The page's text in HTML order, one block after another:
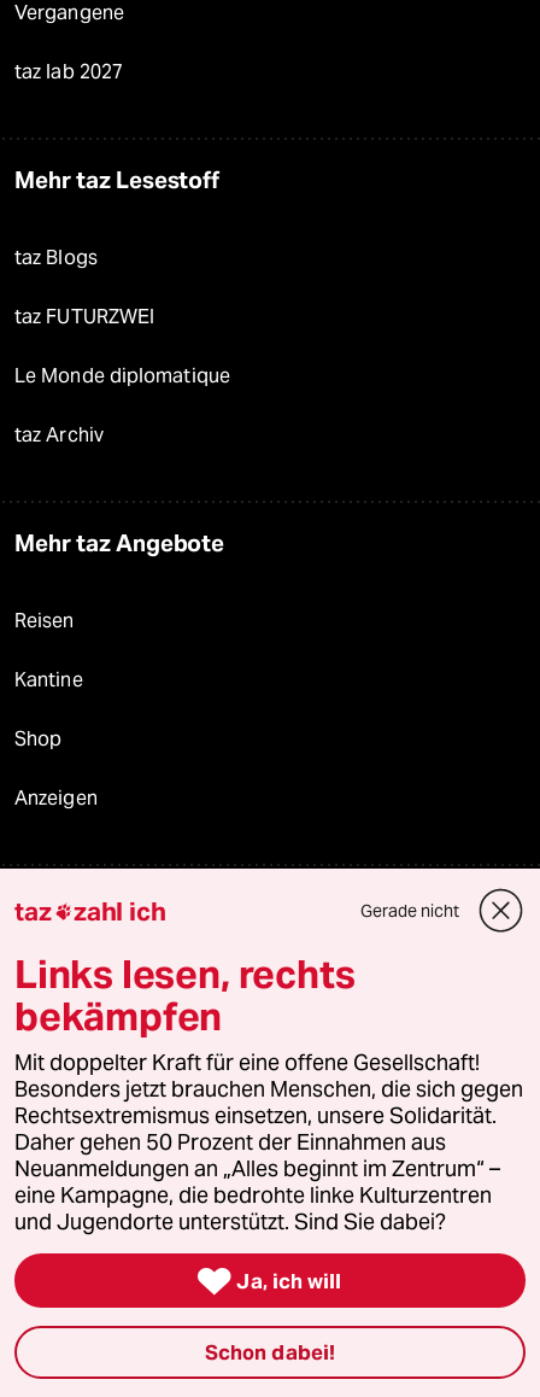
Vergangene
taz lab 2027
Mehr taz Lesestoff
taz Blogs
taz FUTURZWEI
Le Monde diplomatique
taz Archiv
Mehr taz Angebote
Reisen
Kantine
Shop
Anzeigen
Fragen & Hilfe
Feedback
Aboservice
ePaper Login
Downloads für Abonnierende
© 2026 taz Verlags und Vertriebs GmbH
Alle Rechte vorbehalten. Bei rechtlichen Fragen oder für Genehmigungen
wenden Sie sich bitte anlizenzen@taz.de
Feedback Redaktionsstatut Kommune-Richtlinien KI-
taz zahl ich Gerade nicht
Links lesen, rechts
bekämpfen
Mit doppelter Kraft für eine offene Gesellschaft!
Besonders jetzt brauchen Menschen, die sich gegen
Rechtsextremismus einsetzen, unsere Solidarität.
Daher gehen 50 Prozent der Einnahmen aus
Neuanmeldungen an „Alles beginnt im Zentrum“ –
eine Kampagne, die bedrohte linke Kulturzentren
und Jugendorte unterstützt. Sind Sie dabei?
 Ja, ich will
Schon dabei!